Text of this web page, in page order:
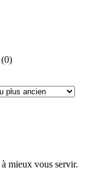
mieux vous servir.